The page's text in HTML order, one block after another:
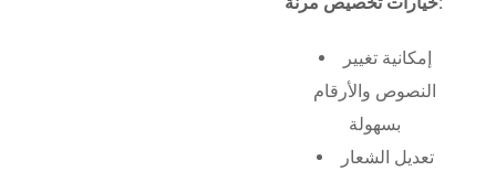
إمكانية تغيير
النصوص والأرقام
بسهولة
تعديل الشعار